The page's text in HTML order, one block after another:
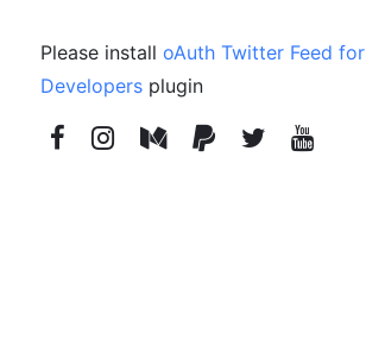
Please install oAuth Twitter Feed for
Developers plugin